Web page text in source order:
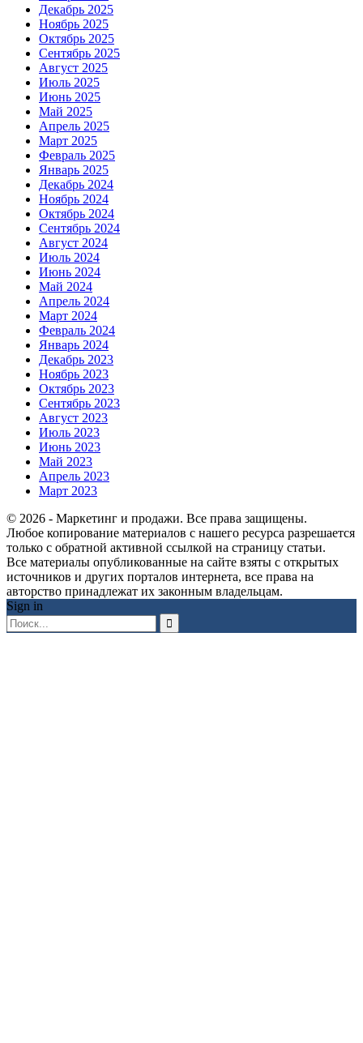
Декабрь 2025
Ноябрь 2025
Октябрь 2025
Сентябрь 2025
Август 2025
Июль 2025
Июнь 2025
Май 2025
Апрель 2025
Март 2025
Февраль 2025
Январь 2025
Декабрь 2024
Ноябрь 2024
Октябрь 2024
Сентябрь 2024
Август 2024
Июль 2024
Июнь 2024
Май 2024
Апрель 2024
Март 2024
Февраль 2024
Январь 2024
Декабрь 2023
Ноябрь 2023
Октябрь 2023
Сентябрь 2023
Август 2023
Июль 2023
Июнь 2023
Май 2023
Апрель 2023
Март 2023
© 2026 - Маркетинг и продажи. Все права защищены.
Любое копирование материалов с нашего ресурса разрешается
только с обратной активной ссылкой на страницу статьи.
Все материалы опубликованные на сайте взяты с открытых
источников и других порталов интернета, все права на
авторство принадлежат их законным владельцам.
Sign in